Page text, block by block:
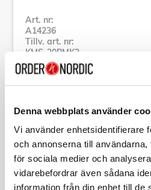
Denna webbplats använder
Vi använder enhetsidentifierare
och annonserna till
för sociala medier och
vidarebefordrar även sådana
information från din enhet till de
Art. nr:
A14236
Tillv. art. nr:
KMS-20PMK2
Se alla produkter inom Denver
Specifikation
Beskrivning
Art. nr:A14236